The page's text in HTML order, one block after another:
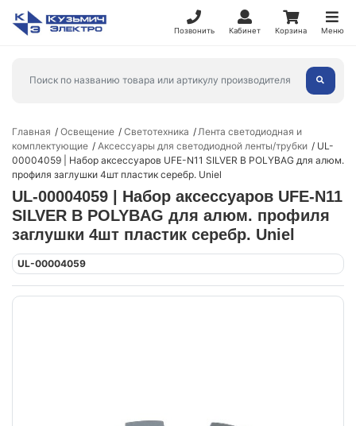
Позвонить Кабинет Корзина Меню
Главная Освещение Светотехника
Лента светодиодная и
комплектующие
Аксессуары для светодиодной ленты/трубки
UL-
00004059 | Набор аксессуаров UFE-N11 SILVER B POLYBAG для алюм.
профиля заглушки 4шт пластик серебр. Uniel
UL-00004059 | Набор аксессуаров UFE-N11
SILVER B POLYBAG для алюм. профиля
заглушки 4шт пластик серебр. Uniel
UL-00004059